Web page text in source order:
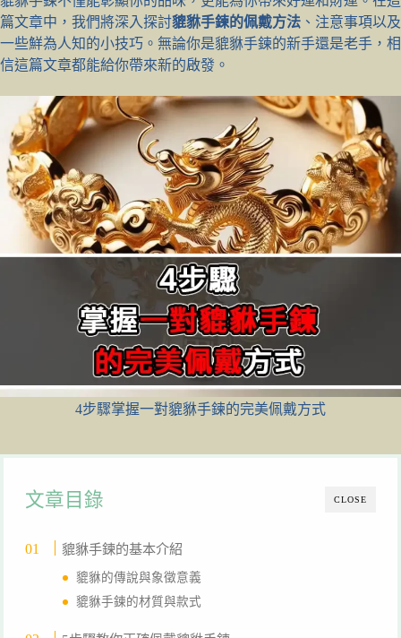
篇文章中，我們將深入探討貔貅手鍊的佩戴方法 、注意事項以及
一些鮮為人知的小技巧。無論你是貔貅手鍊的新手還是老手，相
信這篇文章都能給你帶來新的啟發。
4步驟掌握一對貔貅手鍊的完美佩戴方式
CLOSE
文章目錄
貔貅手鍊的基本介紹
貔貅的傳說與象徵意義
貔貅手鍊的材質與款式